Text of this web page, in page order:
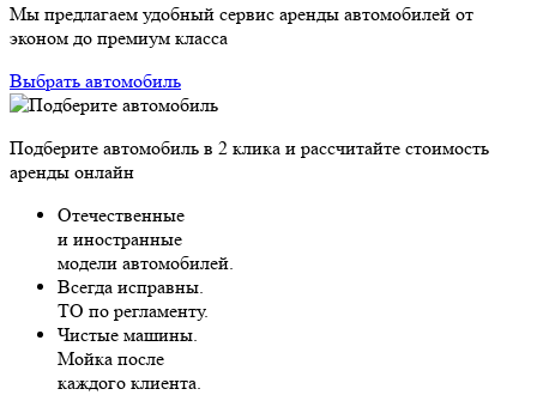
Мы предлагаем удобный сервис аренды автомобилей от
эконом до премиум класса
Выбрать автомобиль
Подберите автомобиль в 2 клика и рассчитайте стоимость
аренды онлайн
Отечественные
и иностранные
модели автомобилей.
Всегда исправны.
ТО по регламенту.
Чистые машины.
Мойка после
каждого клиента.